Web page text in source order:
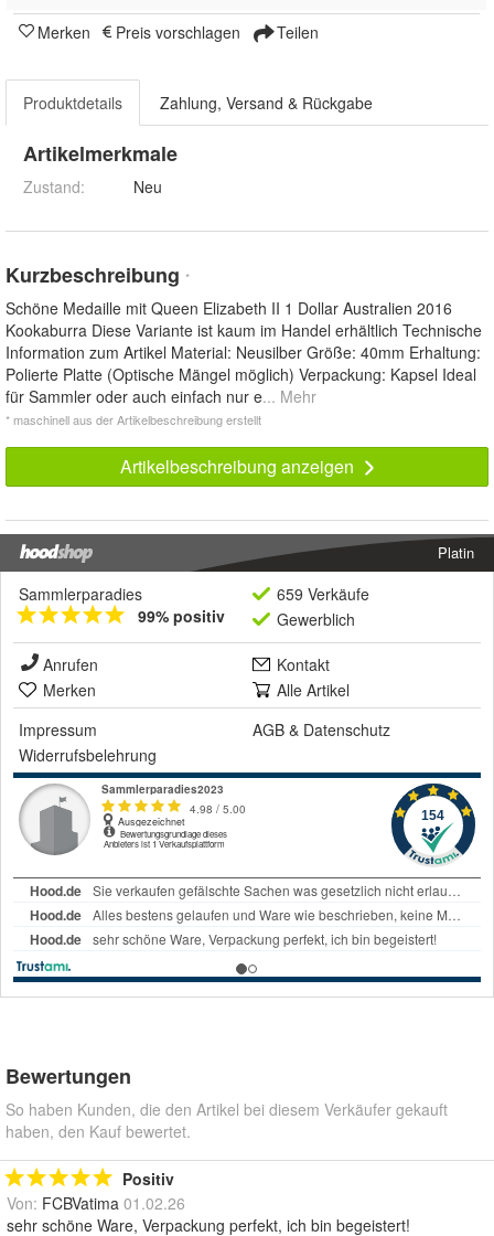
Merken Preis vorschlagen Teilen
Produktdetails Zahlung, Versand & Rückgabe
Artikelmerkmale
Zustand: Neu
Kurzbeschreibung *
Schöne Medaille mit Queen Elizabeth II 1 Dollar Australien 2016
Kookaburra Diese Variante ist kaum im Handel erhältlich Technische
Information zum Artikel Material: Neusilber Größe: 40mm Erhaltung:
Polierte Platte (Optische Mängel möglich) Verpackung: Kapsel Ideal
für Sammler oder auch einfach nur e... Mehr
* maschinell aus der Artikelbeschreibung erstellt
Artikelbeschreibung anzeigen
Platin
Sammlerparadies
99% positiv
659 Verkäufe
Gewerblich
Anrufen
Kontakt
Merken
Alle Artikel
Impressum
AGB & Datenschutz
Widerrufsbelehrung
Bewertungen
So haben Kunden, die den Artikel bei diesem Verkäufer gekauft
haben, den Kauf bewertet.
Positiv
Von: FCBVatima 01.02.26
sehr schöne Ware, Verpackung perfekt, ich bin begeistert!